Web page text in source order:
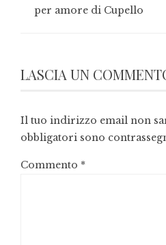
per amore di Cupello
LASCIA UN
Il tuo indirizzo email non
obbligatori sono
Commento *